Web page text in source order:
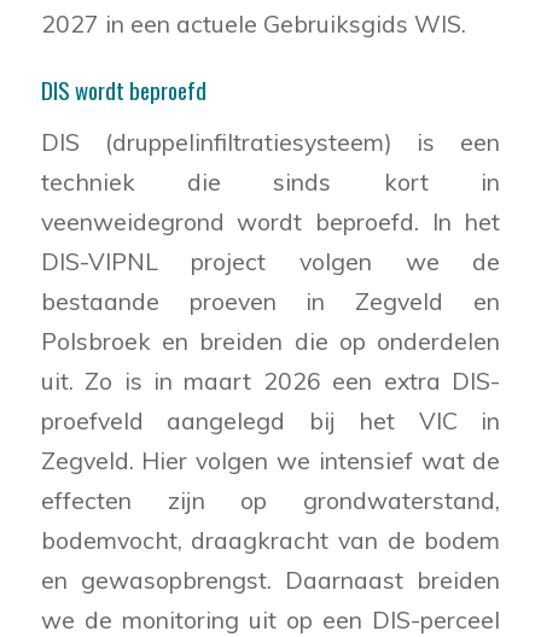
2027 in een actuele Gebruiksgids WIS.
DIS wordt beproefd
DIS (druppelinfiltratiesysteem) is een
techniek die sinds kort in
veenweidegrond wordt beproefd. In het
DIS-VIPNL project volgen we de
bestaande proeven in Zegveld en
Polsbroek en breiden die op onderdelen
uit. Zo is in maart 2026 een extra DIS-
proefveld aangelegd bij het VIC in
Zegveld. Hier volgen we intensief wat de
effecten zijn op grondwaterstand,
bodemvocht, draagkracht van de bodem
en gewasopbrengst. Daarnaast breiden
we de monitoring uit op een DIS-perceel